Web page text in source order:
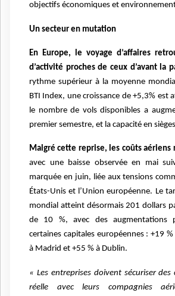
objectifs économiques et
Un secteur en mutation
En Europe, le voyage d’affaires
d’activité proches de ceux d’avant la
rythme supérieur à la moyenne
BTI Index, une croissance de +5,3% est
le nombre de vols disponibles a
premier semestre, et la capacité en
Malgré cette reprise, les coûts aériens
avec une baisse observée en mai
marquée en juin, liée aux tensions
États-Unis et l’Union européenne. Le
mondial atteint désormais 201 dollars
de 10 %, avec des augmentations
certaines capitales européennes : +19
à Madrid et +55 % à Dublin.
« Les entreprises doivent sécuriser
réelle avec leurs compagnies